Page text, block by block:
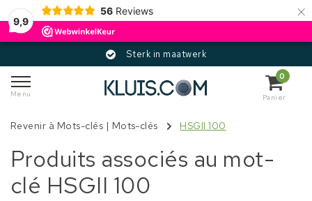
9,9
56 Reviews ×
Sterk in maatwerk
Menu
0
Panier
Revenir à Mots-clés | Mots-clés HSGII 100
Produits associés au mot-
clé HSGII 100